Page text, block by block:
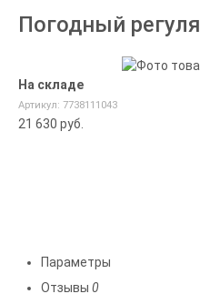
Погодный
На складе
Артикул: 7738111043
21 630 руб.
Параметры
Отзывы 0